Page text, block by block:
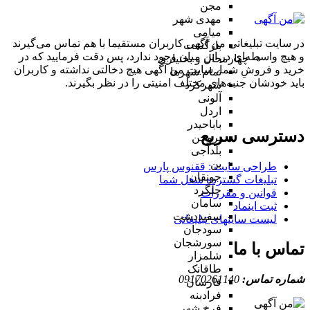
مجن
مهدی شهر
میامی
بازگشت
چهارمحال و بختیاری
تمام شهر‌ها
شهرکرد
آلونی
اردل
باباحیدر
بروجن
بلداجی
بن
جونقان
چلگرد
سامان
سفیددشت
سودجان
سورشجان
شلمزار
طاقانک
فارسان
فرادبنه
در سایت تبلیغاتی من آگهی کاربران مستقیما با هم تماس می‌گیرند
و هیچ واسطه‌ای در این میان وجود ندارد، پس دقت فرمایید که در
خرید و فروشِ شما، سایت من آگهی هیچ دخالتی نداشته و کاربران
باید خودشان جنبه‌های مختلف امنیتی را در نظر بگیرند.
دسترسی سریع
طراحی سایت :‌ ققنوس پارس
تبلیغات گسترده شغل شما
قوانین و مقررات
ثبت اینماد
لیست سایتهای تبلیغاتی
تماس با ما
شماره تماس: 09170261140